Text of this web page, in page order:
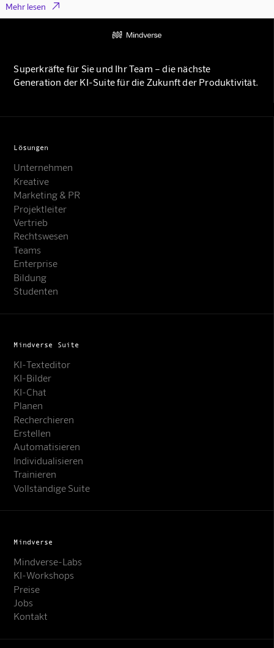
Mehr lesen 
Superkräfte für Sie und Ihr Team – die nächste
Generation der KI-Suite für die Zukunft der Produktivität.
Lösungen
Unternehmen
Kreative
Marketing & PR
Projektleiter
Vertrieb
Rechtswesen
Teams
Enterprise
Bildung
Studenten
Mindverse Suite
KI-Texteditor
KI-Bilder
KI-Chat
Planen
Recherchieren
Erstellen
Automatisieren
Individualisieren
Trainieren
Vollständige Suite
Mindverse
Mindverse-Labs
KI-Workshops
Preise
Jobs
Kontakt